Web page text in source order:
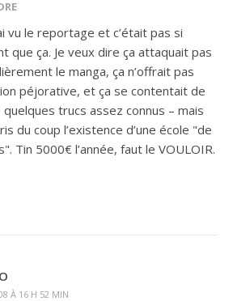
vu le reportage et c’était pas si
que ça. Je veux dire ça attaquait pas
le manga, ça n’offrait pas
péjorative, et ça se contentait de
trucs assez connus – mais
du coup l’existence d’une école "de
Tin 5000€ l’année, faut le VOULOIR.
À 16 H 52 MIN